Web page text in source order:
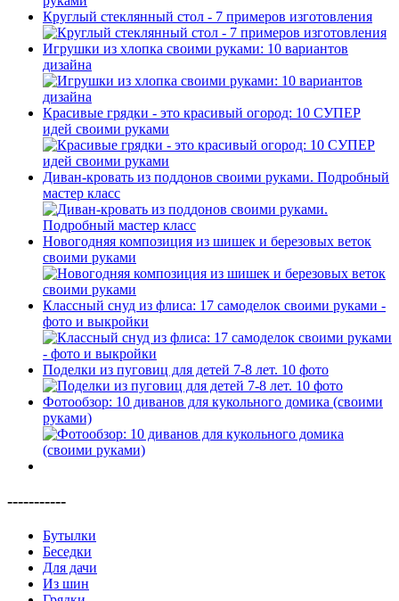
Круглый стеклянный стол - 7 примеров изготовления
Игрушки из хлопка своими руками: 10 вариантов
дизайна
Красивые грядки - это красивый огород: 10 СУПЕР
идей своими руками
Диван-кровать из поддонов своими руками. Подробный
мастер класс
Новогодняя композиция из шишек и березовых веток
своими руками
Классный снуд из флиса: 17 самоделок своими руками -
фото и выкройки
Поделки из пуговиц для детей 7-8 лет. 10 фото
Фотообзор: 10 диванов для кукольного домика (своими
руками)
-----------
Бутылки
Беседки
Для дачи
Из шин